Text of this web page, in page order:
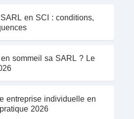
en SCI : conditions,
sommeil sa SARL ? Le
entreprise individuelle en
2026